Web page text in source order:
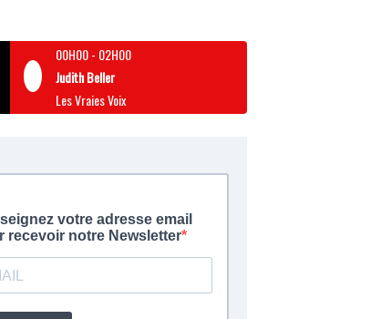
00H00- 02H00
Judith Beller
Les Vraies Voix